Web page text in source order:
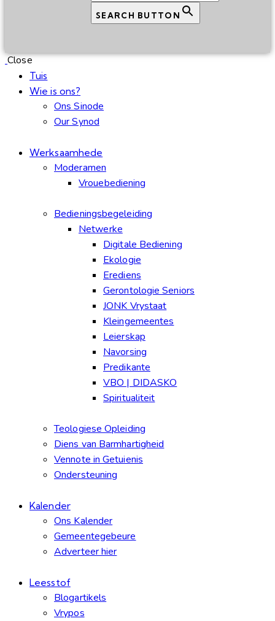
SEARCH BUTTON
Close
Tuis
Wie is ons?
Ons Sinode
Our Synod
Werksaamhede
Moderamen
Vrouebediening
Bedieningsbegeleiding
Netwerke
Digitale Bediening
Ekologie
Erediens
Gerontologie Seniors
JONK Vrystaat
Kleingemeentes
Leierskap
Navorsing
Predikante
VBO | DIDASKO
Spiritualiteit
Teologiese Opleiding
Diens van Barmhartigheid
Vennote in Getuienis
Ondersteuning
Kalender
Ons Kalender
Gemeentegebeure
Adverteer hier
Leesstof
Blogartikels
Vrypos